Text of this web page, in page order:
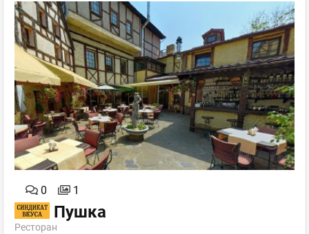
0 1
Пушка
Ресторан